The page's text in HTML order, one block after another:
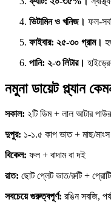
ভিটামিন ও খনিজ। ফল-
ফাইবার: ২৫-৩০ গ্রাম।
পানি: ২-৩ লিটার।
নমুনা ডায়েট প্ল্যান
সকাল: ২টি ডিম + লাল আটার
দুপুর: ১-১.৫ কাপ ভাত + মাছ/
বিকেল: ফল + বাদাম বা দই
রাত: ছোট প্লেট ভাত/রুটি +
সবচেয়ে গুরুত্বপূর্ণ: রঙিন সবজি,